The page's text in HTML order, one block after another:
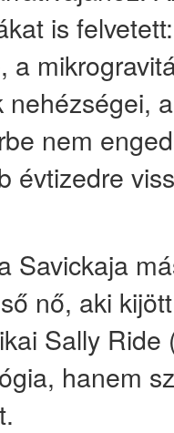
is
a
nem
évtizedre
Savickaja
nő, aki
Sally
hanem